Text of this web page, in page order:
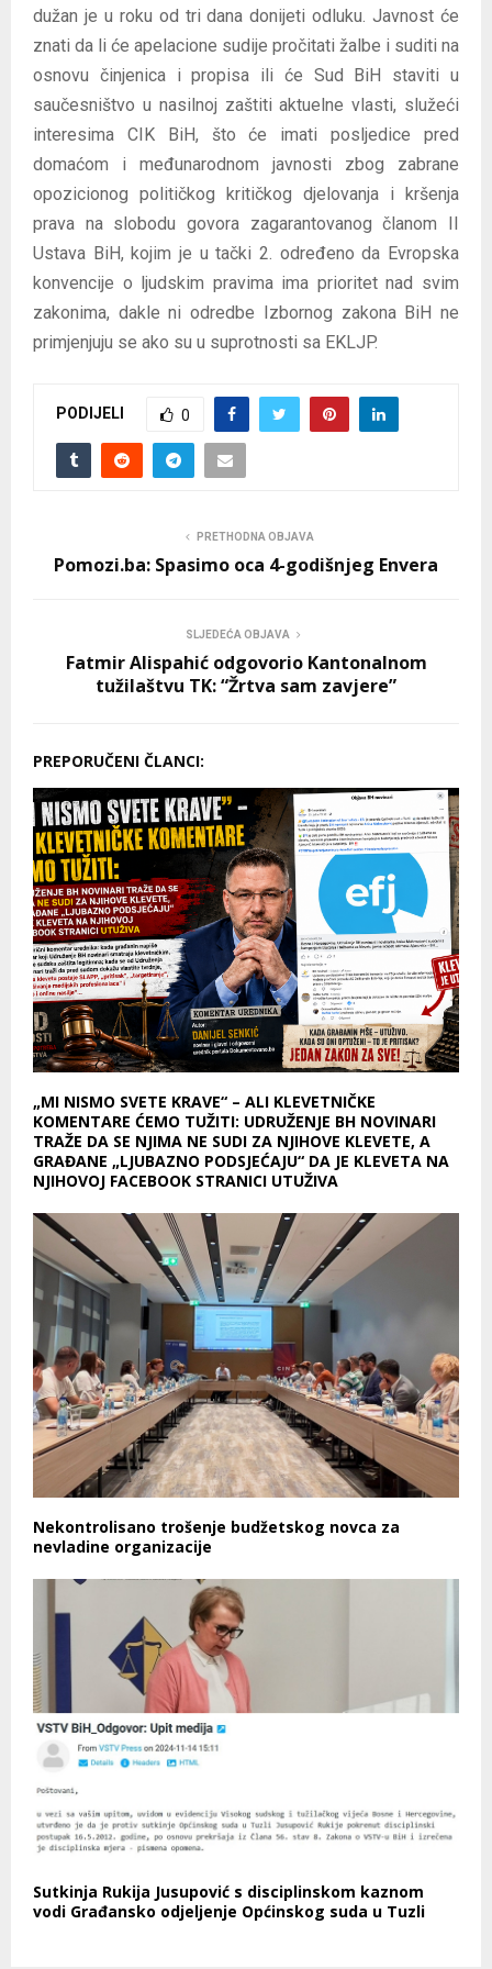
dužan je u roku od tri dana donijeti odluku. Javnost će
znati da li će apelacione sudije pročitati žalbe i suditi na
osnovu činjenica i propisa ili će Sud BiH staviti u
saučesništvo u nasilnoj zaštiti aktuelne vlasti, služeći
interesima CIK BiH, što će imati posljedice pred
domaćom i međunarodnom javnosti zbog zabrane
opozicionog političkog kritičkog djelovanja i kršenja
prava na slobodu govora zagarantovanog članom II
Ustava BiH, kojim je u tački 2. određeno da Evropska
konvencije o ljudskim pravima ima prioritet nad svim
zakonima, dakle ni odredbe Izbornog zakona BiH ne
primjenjuju se ako su u suprotnosti sa EKLJP.
PODIJELI 0
PRETHODNA OBJAVA
Pomozi.ba: Spasimo oca 4-godišnjeg Envera
SLJEDEĆA OBJAVA
Fatmir Alispahić odgovorio Kantonalnom
tužilaštvu TK: “Žrtva sam zavjere”
PREPORUČENI ČLANCI:
„MI NISMO SVETE KRAVE“ – ALI KLEVETNIČKE
KOMENTARE ĆEMO TUŽITI: UDRUŽENJE BH NOVINARI
TRAŽE DA SE NJIMA NE SUDI ZA NJIHOVE KLEVETE, A
GRAĐANE „LJUBAZNO PODSJEĆAJU“ DA JE KLEVETA NA
NJIHOVOJ FACEBOOK STRANICI UTUŽIVA
Nekontrolisano trošenje budžetskog novca za
nevladine organizacije
Sutkinja Rukija Jusupović s disciplinskom kaznom
vodi Građansko odjeljenje Općinskog suda u Tuzli